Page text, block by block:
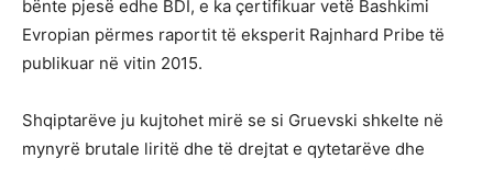
bënte pjesë edhe BDI, e ka çertifikuar vetë Bashkimi
Evropian përmes raportit të eksperit Rajnhard Pribe të
publikuar në vitin 2015.
Shqiptarëve ju kujtohet mirë se si Gruevski shkelte në
mynyrë brutale liritë dhe të drejtat e qytetarëve dhe